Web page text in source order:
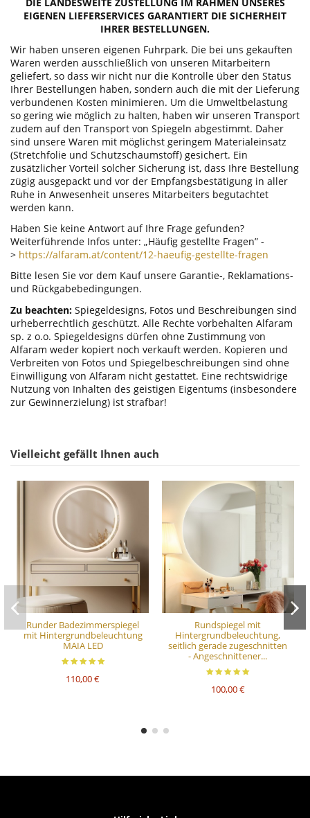
EIGENEN LIEFERSERVICES GARANTIERT DIE SICHERHEIT
IHRER BESTELLUNGEN.
Wir haben unseren eigenen Fuhrpark. Die bei uns gekauften
Waren werden ausschließlich von unseren Mitarbeitern
geliefert, so dass wir nicht nur die Kontrolle über den Status
Ihrer Bestellungen haben, sondern auch die mit der Lieferung
verbundenen Kosten minimieren. Um die Umweltbelastung
so gering wie möglich zu halten, haben wir unseren Transport
zudem auf den Transport von Spiegeln abgestimmt. Daher
sind unsere Waren mit möglichst geringem Materialeinsatz
(Stretchfolie und Schutzschaumstoff) gesichert. Ein
zusätzlicher Vorteil solcher Sicherung ist, dass Ihre Bestellung
zügig ausgepackt und vor der Empfangsbestätigung in aller
Ruhe in Anwesenheit unseres Mitarbeiters begutachtet
werden kann.
Haben Sie keine Antwort auf Ihre Frage gefunden?
Weiterführende Infos unter: „Häufig gestellte Fragen” -
> https://alfaram.at/content/12-haeufig-gestellte-fragen
Bitte lesen Sie vor dem Kauf unsere Garantie-, Reklamations-
und Rückgabebedingungen.
Zu beachten: Spiegeldesigns, Fotos und Beschreibungen sind
urheberrechtlich geschützt. Alle Rechte vorbehalten Alfaram
sp. z o.o. Spiegeldesigns dürfen ohne Zustimmung von
Alfaram weder kopiert noch verkauft werden. Kopieren und
Verbreiten von Fotos und Spiegelbeschreibungen sind ohne
Einwilligung von Alfaram nicht gestattet. Eine rechtswidrige
Nutzung von Inhalten des geistigen Eigentums (insbesondere
zur Gewinnerzielung) ist strafbar!
Vielleicht gefällt Ihnen auch
Runder Badezimmerspiegel
mit Hintergrundbeleuchtung
MAIA LED
110,00 €
Rundspiegel mit
Hintergrundbeleuchtung,
seitlich gerade zugeschnitten
- Angeschnittener...
100,00 €